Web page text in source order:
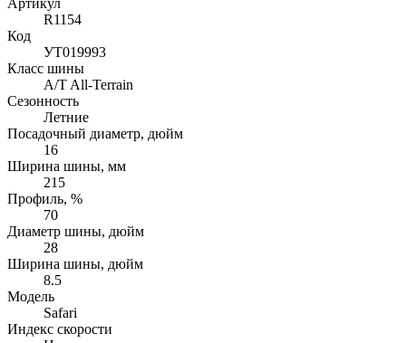
Артикул
R1154
Код
УТ019993
Класс шины
A/T All-Terrain
Сезонность
Летние
Посадочный диаметр, дюйм
16
Ширина шины, мм
215
Профиль, %
70
Диаметр шины, дюйм
28
Ширина шины, дюйм
8.5
Модель
Safari
Индекс скорости